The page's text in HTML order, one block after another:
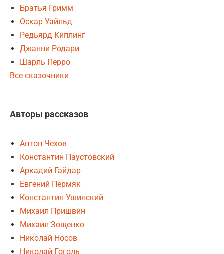
Братья Гримм
Оскар Уайльд
Редьярд Киплинг
Джанни Родари
Шарль Перро
Все сказочники
Авторы рассказов
Антон Чехов
Константин Паустовский
Аркадий Гайдар
Евгений Пермяк
Константин Ушинский
Михаил Пришвин
Михаил Зощенко
Николай Носов
Николай Гоголь